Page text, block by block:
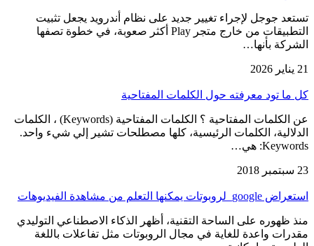
تستعد جوجل لإجراء تغيير جديد على نظام أندرويد يجعل تثبيت
التطبيقات من خارج متجر Play أكثر صعوبة، في خطوة تصفها
الشركة بأنها…
21 يناير 2026
كل ما تود معرفته حول الكلمات المفتاحية
عن الكلمات المفتاحية ؟ الكلمات المفتاحية (Keywords) ، الكلمات
الدلالية، الكلمات الرئيسية، كلها مصطلحات تشير إلي شيء واحد.
Keywords: هي…
23 سبتمبر 2018
استعراض google لروبوتات يمكنها التعلم من مشاهدة الفيديوهات
منذ ظهوره على الساحة التقنية، أظهر الذكاء الاصطناعي التوليدي
مقدرات واعدة للغاية في مجال الروبوتات مثل تفاعلات باللغة